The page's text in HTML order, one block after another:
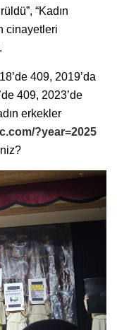
“Kadın
cinayetleri
409, 2019’da
409, 2023’de
erkekler
?year=2025